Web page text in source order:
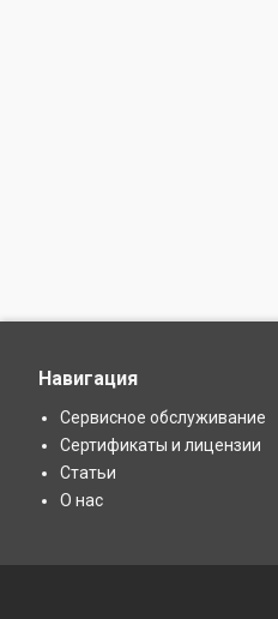
Навигация
Сервисное обслуживание
Сертификаты и лицензии
Статьи
О нас